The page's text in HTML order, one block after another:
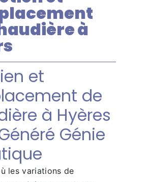
à
et
de
à Hyères
Génie
les variations de